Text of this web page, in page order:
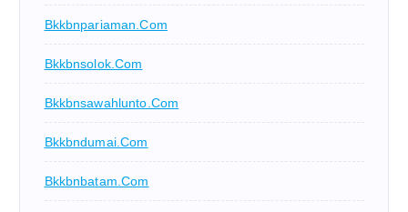
Bkkbnpariaman.com
Bkkbnsolok.com
Bkkbnsawahlunto.com
Bkkbndumai.com
Bkkbnbatam.com